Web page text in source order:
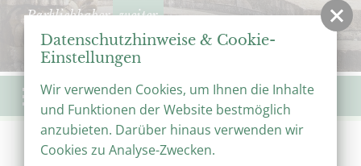
Parkliebhaber weiter
Menü
Start Veranstaltungen
Veranstaltungskalender
Brockengarten im Blütenzauber
Datenschutzhinweise & Cookie-
Einstellungen
Wir verwenden Cookies, um Ihnen die Inhalte
und Funktionen der Website bestmöglich
anzubieten. Darüber hinaus verwenden wir
Cookies zu Analyse-Zwecken.